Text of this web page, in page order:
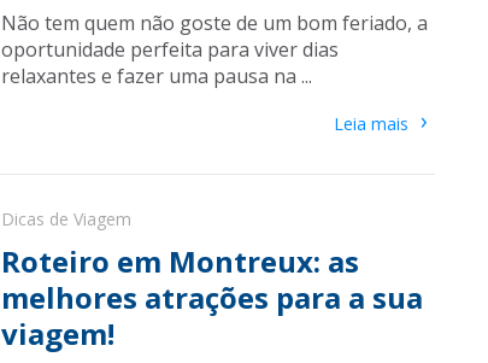
Não tem quem não goste de um bom feriado, a
oportunidade perfeita para viver dias
relaxantes e fazer uma pausa na ...
Leia mais ›
Dicas de Viagem
Roteiro em Montreux: as
melhores atrações para a sua
viagem!